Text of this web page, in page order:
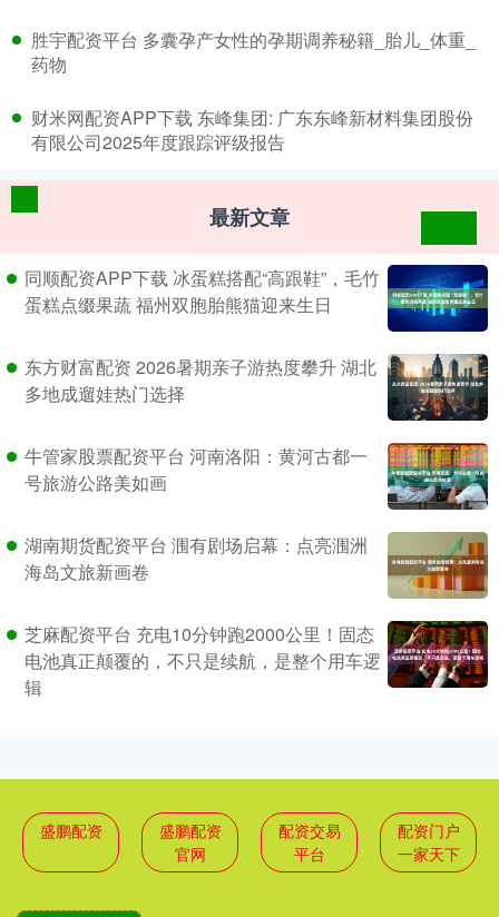
​胜宇配资平台 多囊孕产女性的孕期调养秘籍_胎儿_体重_
药物
​财米网配资APP下载 东峰集团: 广东东峰新材料集团股份
有限公司2025年度跟踪评级报告
最新文章
同顺配资APP下载 冰蛋糕搭配“高跟鞋”，毛竹
蛋糕点缀果蔬 福州双胞胎熊猫迎来生日
东方财富配资 2026暑期亲子游热度攀升 湖北
多地成遛娃热门选择
牛管家股票配资平台 河南洛阳：黄河古都一
号旅游公路美如画
湖南期货配资平台 涠有剧场启幕：点亮涠洲
海岛文旅新画卷
芝麻配资平台 充电10分钟跑2000公里！固态
电池真正颠覆的，不只是续航，是整个用车逻
辑
盛鹏配资
盛鹏配资
官网
配资交易
平台
配资门户
一家天下